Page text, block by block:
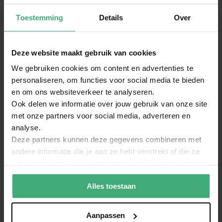
Toestemming Details Over
Deze website maakt gebruik van cookies
We gebruiken cookies om content en advertenties te
personaliseren, om functies voor social media te bieden
en om ons websiteverkeer te analyseren.
Ook delen we informatie over jouw gebruik van onze site
met onze partners voor social media, adverteren en
analyse.
Deze partners kunnen deze gegevens combineren met
andere informatie die je aan ze hebt verstrekt of die ze
services.
Alles toestaan
Aanpassen
platenspeler - Ingebouwde
voorversterker - Audio
Op voorraad
- Direct-drive platenspeler -
Waardering:
Retourdeal - Vonyx DT6000
DJ draaitafel - Direct-drive
Audizio Laredo premium
platenspeler - HiFi
in/out - Met platenkoffer -